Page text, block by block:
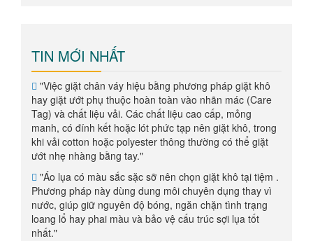
tổng
TIN MỚI NHẤT
"Việc giặt chân váy hiệu bằng phương pháp giặt khô
hay giặt ướt phụ thuộc hoàn toàn vào nhãn mác (Care
Tag) và chất liệu vải. Các chất liệu cao cấp, mỏng
manh, có đính kết hoặc lót phức tạp nên giặt khô, trong
khi vải cotton hoặc polyester thông thường có thể giặt
ướt nhẹ nhàng bằng tay."
"Áo lụa có màu sắc sặc sỡ nên chọn giặt khô tại tiệm .
Phương pháp này dùng dung môi chuyên dụng thay vì
nước, giúp giữ nguyên độ bóng, ngăn chặn tình trạng
loang lổ hay phai màu và bảo vệ cấu trúc sợi lụa tốt
nhất."